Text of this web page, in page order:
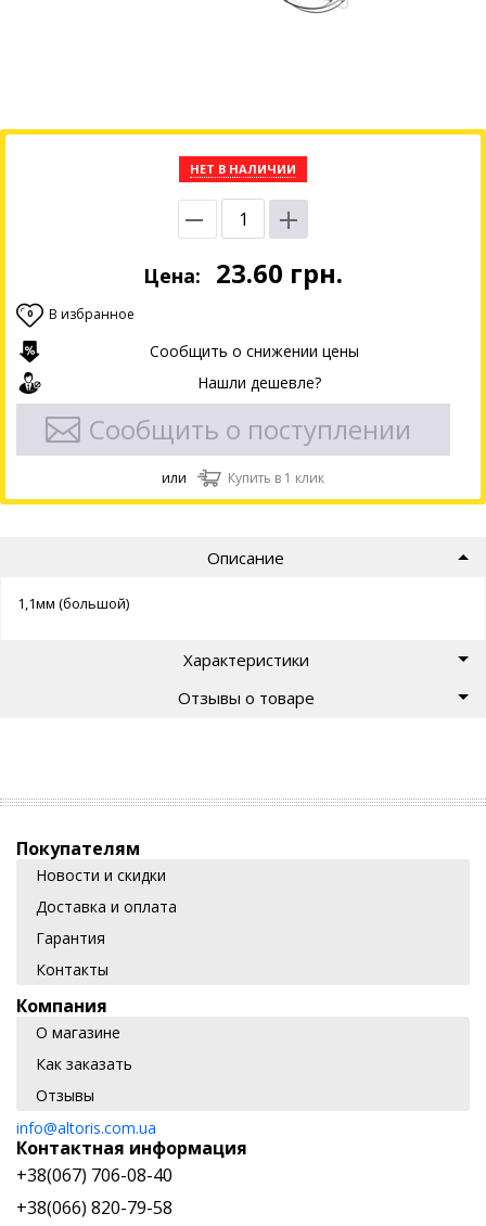
НЕТ В НАЛИЧИИ
Цена: 23.60 грн.
0 В избранное
Сообщить о снижении цены
Нашли дешевле?
Сообщить о поступлении
или Купить в 1 клик
Описание
1,1мм (большой)
Характеристики
Отзывы о товаре
Покупателям
Новости и скидки
Доставка и оплата
Гарантия
Контакты
Компания
О магазине
Как заказать
Отзывы
info@altoris.com.ua
Контактная информация
+38(067) 706-08-40
+38(066) 820-79-58